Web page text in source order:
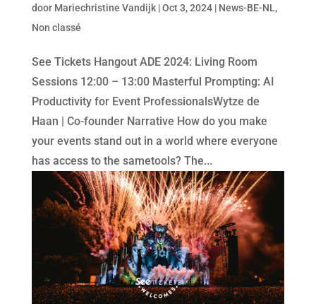
door Mariechristine Vandijk|Oct 3, 2024| News-BE-NL,
Non classé
See Tickets Hangout ADE 2024: Living Room
Sessions 12:00 – 13:00 Masterful Prompting: AI
Productivity for Event ProfessionalsWytze de
Haan | Co-founder Narrative How do you make
your events stand out in a world where everyone
has access to the sametools? The...